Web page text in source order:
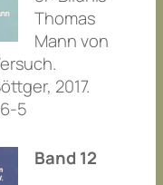
Thomas
Mann von
2017.
5
Band 12